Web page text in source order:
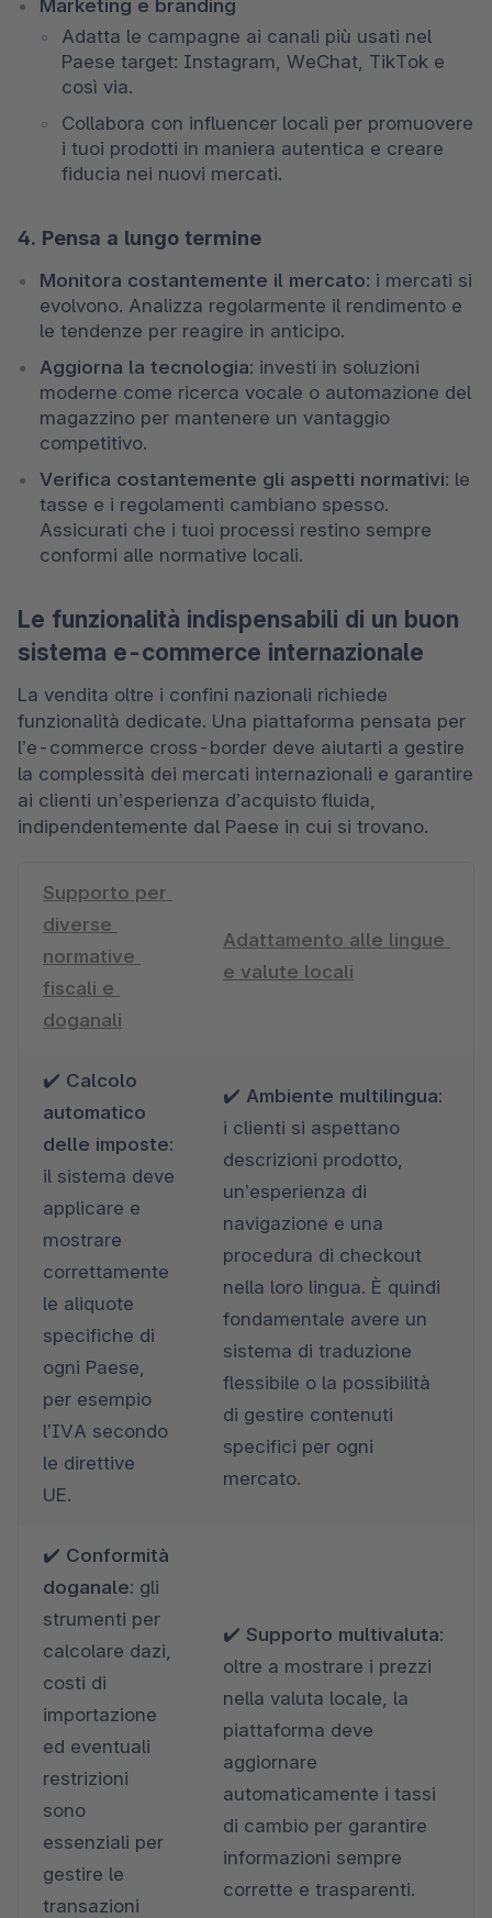
Marketing e branding
Adatta le campagne ai canali più usati nel
Paese target: Instagram, WeChat, TikTok e
così via.
Collabora con influencer locali per promuovere
i tuoi prodotti in maniera autentica e creare
fiducia nei nuovi mercati.
4. Pensa a lungo termine
Monitora costantemente il mercato: i mercati si
evolvono. Analizza regolarmente il rendimento e
le tendenze per reagire in anticipo.
Aggiorna la tecnologia: investi in soluzioni
moderne come ricerca vocale o automazione del
magazzino per mantenere un vantaggio
competitivo.
Verifica costantemente gli aspetti normativi: le
tasse e i regolamenti cambiano spesso.
Assicurati che i tuoi processi restino sempre
conformi alle normative locali.
Le funzionalità indispensabili di un buon
sistema e-commerce internazionale
La vendita oltre i confini nazionali richiede
funzionalità dedicate. Una piattaforma pensata per
l’e-commerce cross-border deve aiutarti a gestire
la complessità dei mercati internazionali e garantire
ai clienti un’esperienza d’acquisto fluida,
indipendentemente dal Paese in cui si trovano.
Supporto per
diverse
normative
fiscali e
doganali
Adattamento alle lingue
e valute locali
✔️ Calcolo
automatico
il sistema deve
applicare e
mostrare
correttamente
le aliquote
specifiche di
ogni Paese,
per esempio
l’IVA secondo
le direttive
UE.
✔️
i clienti si aspettano
descrizioni prodotto,
un’esperienza di
navigazione e una
procedura di checkout
nella loro lingua. È quindi
fondamentale avere un
sistema di traduzione
flessibile o la possibilità
di gestire contenuti
specifici per ogni
mercato.
✔️ Conformità
doganale: gli
strumenti per
calcolare dazi,
costi di
importazione
ed eventuali
restrizioni
sono
essenziali per
gestire le
transazioni
✔️
oltre a mostrare i prezzi
nella valuta locale, la
piattaforma deve
aggiornare
automaticamente i tassi
di cambio per garantire
informazioni sempre
corrette e trasparenti.